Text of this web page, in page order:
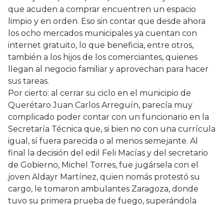
que acuden a comprar encuentren un espacio
limpio y en orden. Eso sin contar que desde ahora
los ocho mercados municipales ya cuentan con
internet gratuito, lo que beneficia, entre otros,
también a los hijos de los comerciantes, quienes
llegan al negocio familiar y aprovechan para hacer
sus tareas.
Por cierto: al cerrar su ciclo en el municipio de
Querétaro Juan Carlos Arreguín, parecía muy
complicado poder contar con un funcionario en la
Secretaría Técnica que, si bien no con una currícula
igual, sí fuera parecida o al menos semejante. Al
final la decisión del edil Feli Macías y del secretario
de Gobierno, Michel Torres, fue jugársela con el
joven Aldayr Martínez, quien nomás protestó su
cargo, le tomaron ambulantes Zaragoza, donde
tuvo su primera prueba de fuego, superándola